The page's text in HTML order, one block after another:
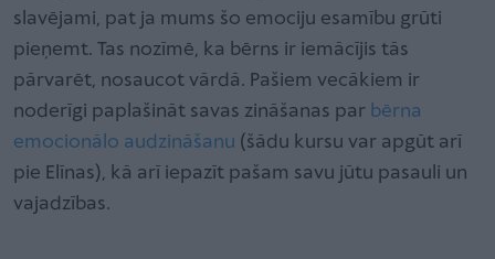
slavējami, pat ja mums šo emociju esamību grūti
pieņemt. Tas nozīmē, ka bērns ir iemācījis tās
pārvarēt, nosaucot vārdā. Pašiem vecākiem ir
noderīgi paplašināt savas zināšanas par bērna
emocionālo audzināšanu (šādu kursu var apgūt arī
pie Elīnas), kā arī iepazīt pašam savu jūtu pasauli un
vajadzības.